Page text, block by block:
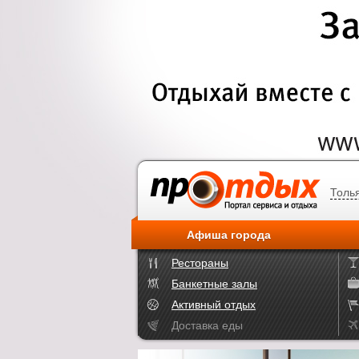
Афиша города
Рестораны
Банкетные залы
Активный отдых
Доставка еды